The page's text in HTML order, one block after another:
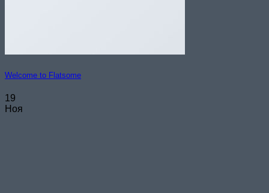
Welcome to Flatsome
19
Ноя